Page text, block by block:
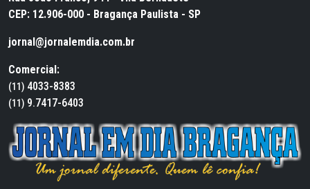
CEP: 12.906-000 - Bragança Paulista - SP
jornal@jornalemdia.com.br
Comercial:
(11) 4033-8383
(11) 9.7417-6403